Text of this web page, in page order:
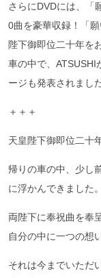
さらにDVDには、「
0曲を豪華収録！「
陛下御即位二十年を
車の中で、ATSUSHI
ージも発表されまし
＋＋＋
天皇陛下御即位二十
帰りの車の中、少し
に浮かんできました。
両陛下に奉祝曲を奉
自分の中に一つの想
それは今までいただ